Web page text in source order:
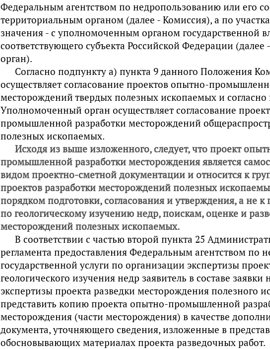
Федеральным агентством по недропользованию или его
территориальным органом (далее - Комиссия), а по
значения - с уполномоченным органом государственной
соответствующего субъекта Российской Федерации
орган).
Согласно подпункту а) пункта 9 данного Положения
осуществляет согласование проектов опытно-
месторождений твердых полезных ископаемых и согласно
Уполномоченный орган осуществляет согласование
промышленной разработки месторождений
полезных ископаемых.
Исходя из выше изложенного, следует, что проект
промышленной разработки месторождения является
видом проектно-сметной документации и относится к
проектов разработки месторождений полезных
порядком подготовки, согласования и утверждения, а не к
по геологическому изучению недр, поискам, оценке и
месторождений полезных ископаемых.
В соответствии с частью второй пункта 25
регламента предоставления Федеральным агентством по
государственной услуги по организации экспертизы
геологического изучения недр заявитель в составе заявки
экспертизы проекта разведки месторождения полезного
представить копию проекта опытно-промышленной
месторождения (части месторождения) в качестве
документа, уточняющего сведения, изложенные в
обосновывающих материалах проекта разведочных работ.